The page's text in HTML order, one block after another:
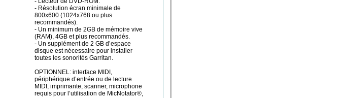
- Résolution écran minimale de
800x600 (1024x768 ou plus
recommandés).
- Un minimum de 2GB de mémoire vive
(RAM), 4GB et plus recommandés.
- Un supplément de 2 GB d’espace
disque est nécessaire pour installer
toutes les sonorités Garritan.
OPTIONNEL: interface MIDI,
périphérique d’entrée ou de lecture
MIDI, imprimante, scanner, microphone
requis pour l’utilisation de MicNotator®,